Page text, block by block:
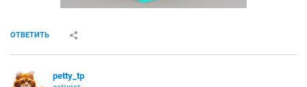
ОТВЕТИТЬ
petty_tp